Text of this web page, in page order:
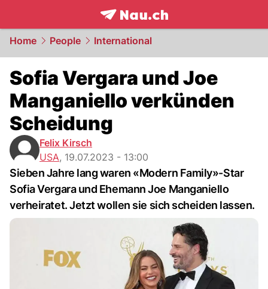
frontpage.NAU.ch
Home People International
Sofia Vergara und Joe
Manganiello verkünden
Scheidung
Felix Kirsch
USA, 19.07.2023 - 13:00
Sieben Jahre lang waren «Modern Family»-Star
Sofia Vergara und Ehemann Joe Manganiello
verheiratet. Jetzt wollen sie sich scheiden lassen.